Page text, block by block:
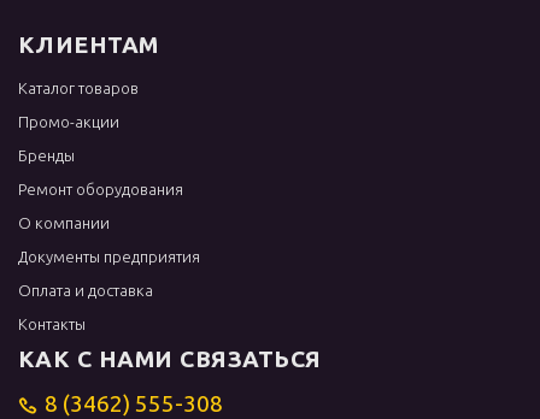
КЛИЕНТАМ
Каталог товаров
Промо-акции
Бренды
Ремонт оборудования
О компании
Документы предприятия
Оплата и доставка
Контакты
КАК С НАМИ СВЯЗАТЬСЯ
8 (3462) 555-308